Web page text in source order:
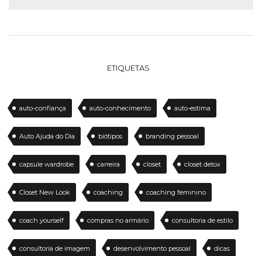
ETIQUETAS
auto-confiança auto-conhecimento auto-estima
Auto Ajuda do Dia biótipos branding pessoal
capsule wardrobe carreira closet closet detox
Closet New Look coaching coaching feminino
coach yourself compras no armário consultoria de estilo
consultoria de imagem desenvolvimento pessoal dicas